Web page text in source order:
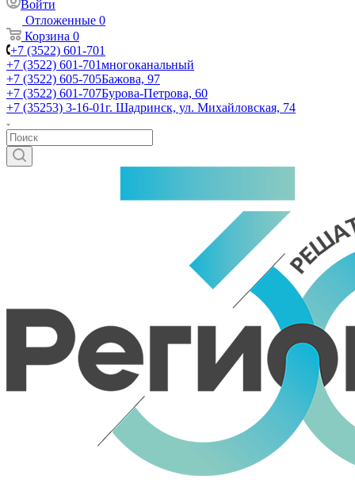
Войти
Отложенные 0
Корзина 0
+7 (3522) 601-701
+7 (3522) 601-701многоканальный
+7 (3522) 605-705Бажова, 97
+7 (3522) 601-707Бурова-Петрова, 60
+7 (35253) 3-16-01г. Шадринск, ул. Михайловская, 74